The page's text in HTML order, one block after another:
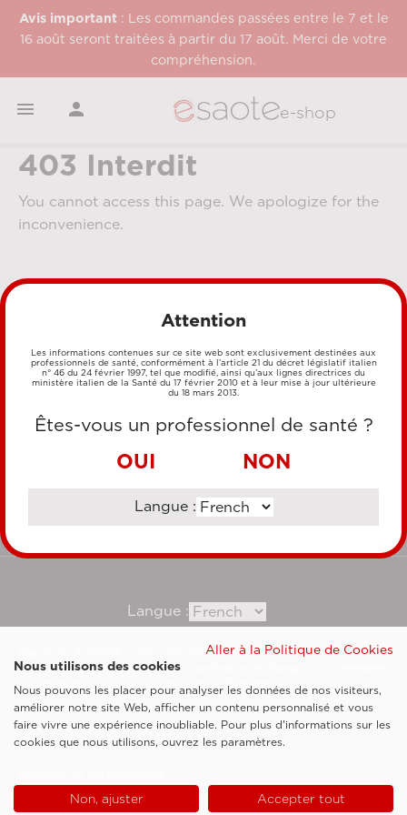
Avis important: Les commandes passées entre le 7 et le
16 août seront traitées à partir du 17 août. Merci de votre
compréhension.
  e-shop
403 Interdit
You cannot access this page. We apologize for the
inconvenience.
MÉTHODES DE PAIEMENT
VIREMENT BANCAIRE
Langue :
Esaote SpA ©2026 - Vat Code IT05131180969
Société soumise à la gestion et à la coordination de Shanghai Luzi Enterprise
Management Consultancy Center (Limited Partnership)
Clauses légales
Cookie Policy
Attention
Les informations contenues sur ce site web sont exclusivement destinées aux
professionnels de santé, conformément à l’article 21 du décret législatif italien
n° 46 du 24 février 1997, tel que modifié, ainsi qu’aux lignes directrices du
ministère italien de la Santé du 17 février 2010 et à leur mise à jour ultérieure
du 18 mars 2013.
Êtes-vous un professionnel de santé ?
OUI NON
Langue :
Aller à la Politique de Cookies
Nous utilisons des cookies
Nous pouvons les placer pour analyser les données de nos visiteurs,
améliorer notre site Web, afficher un contenu personnalisé et vous
faire vivre une expérience inoubliable. Pour plus d'informations sur les
cookies que nous utilisons, ouvrez les paramètres.
Non, ajuster Accepter tout